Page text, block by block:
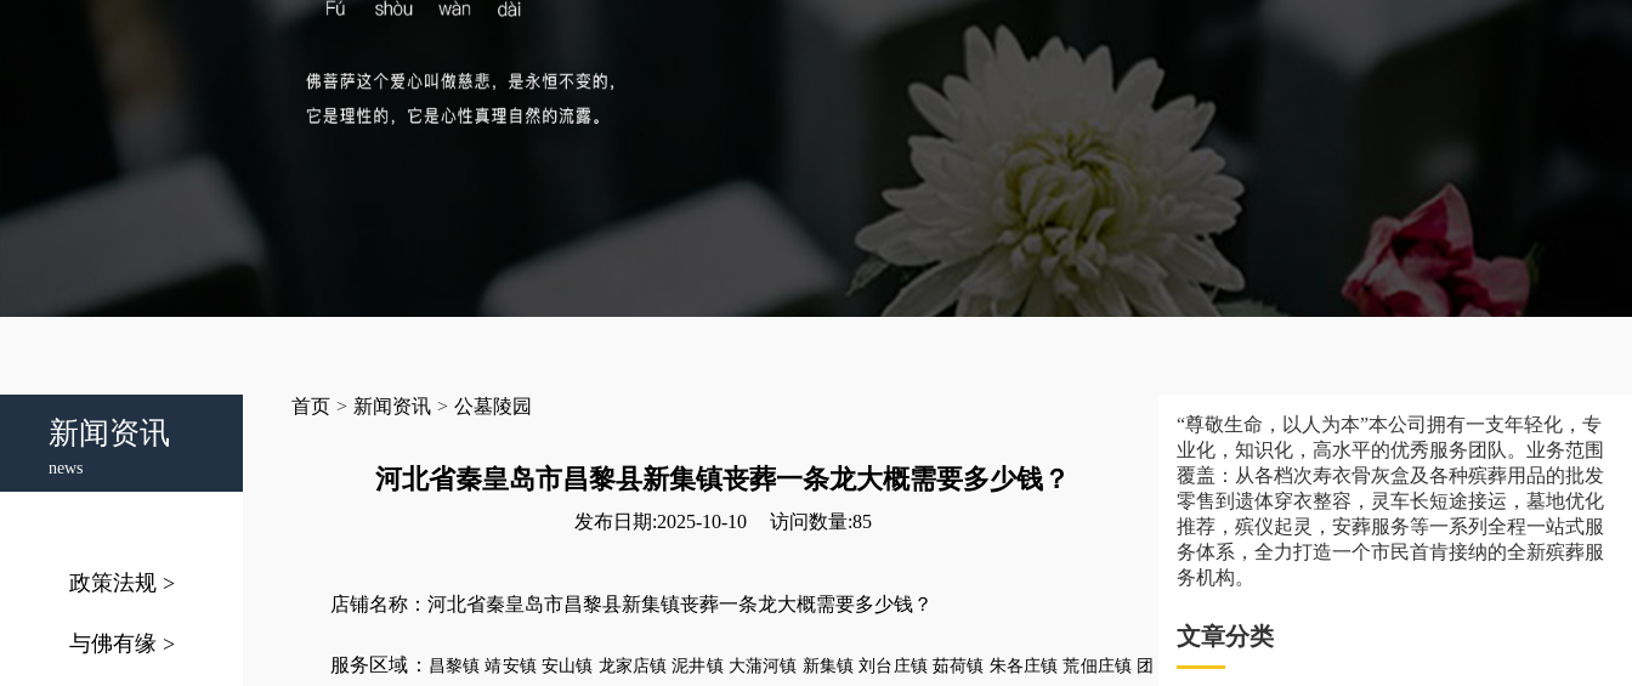
新闻资讯
news
政策法规 >
与佛有缘 >
首页 > 新闻资讯 > 公墓陵园
河北省秦皇岛市昌黎县新集镇丧葬一条龙大概需要多少钱？
发布日期:2025-10-10 访问数量:85
店铺名称：河北省秦皇岛市昌黎县新集镇丧葬一条龙大概需要多少钱？
服务区域： 昌黎镇 靖安镇 安山镇 龙家店镇 泥井镇 大蒲河镇 新集镇 刘台庄镇 茹荷镇 朱各庄镇 荒佃庄镇 团
“尊敬生命，以人为本”本公司拥有一支年轻化，专
业化，知识化，高水平的优秀服务团队。业务范围
覆盖：从各档次寿衣骨灰盒及各种殡葬用品的批发
零售到遗体穿衣整容，灵车长短途接运，墓地优化
推荐，殡仪起灵，安葬服务等一系列全程一站式服
务体系，全力打造一个市民首肯接纳的全新殡葬服
务机构。
文章分类